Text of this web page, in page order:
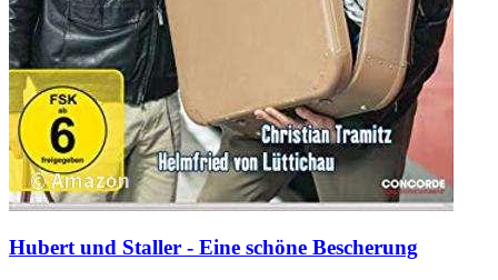
Hubert und Staller - Eine schöne Bescherung